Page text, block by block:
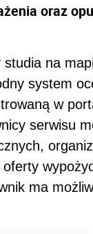
oraz
na
system
w
serwisu
ma